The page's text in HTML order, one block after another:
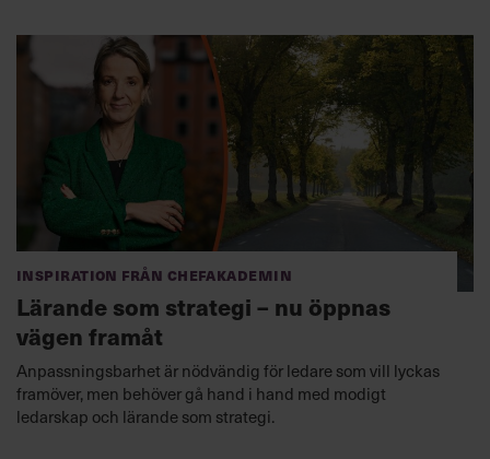
Inspiration från Chefakademin
Lärande som strategi – nu öppnas
vägen framåt
Anpassningsbarhet är nödvändig för ledare som vill lyckas
framöver, men behöver gå hand i hand med modigt
ledarskap och lärande som strategi.